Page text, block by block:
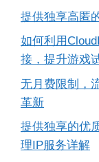
提供独享高匿
如何利用
接，提升游戏
无月费限制，
革新
提供独享的优
理IP服务详解